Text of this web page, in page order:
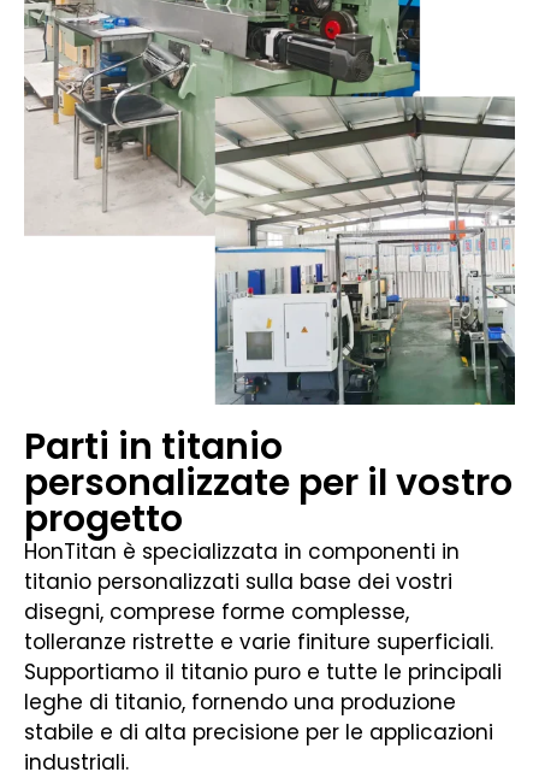
Parti in titanio
personalizzate per il vostro
progetto
HonTitan è specializzata in componenti in
titanio personalizzati sulla base dei vostri
disegni, comprese forme complesse,
tolleranze ristrette e varie finiture superficiali.
Supportiamo il titanio puro e tutte le principali
leghe di titanio, fornendo una produzione
stabile e di alta precisione per le applicazioni
industriali.